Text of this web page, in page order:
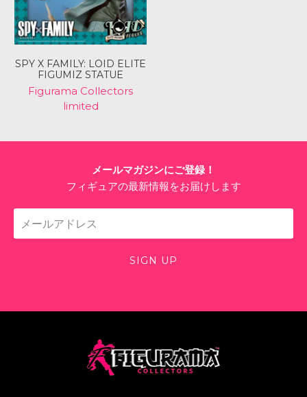
SPY X FAMILY: LOID ELITE
FIGUMIZ STATUE
Figurama Collectors
limited
メールマガジンにご登録！
フィギュアの最新情報をお届けします